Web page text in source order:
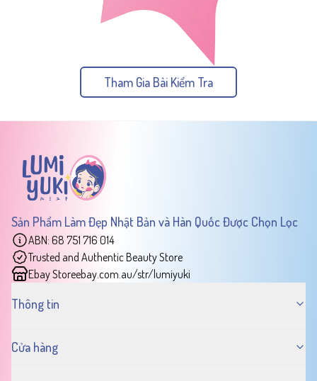
Tham Gia Bài Kiểm Tra
Sản Phẩm Làm Đẹp Nhật Bản và Hàn Quốc Được Chọn Lọc
ABN: 68 751 716 014
Trusted and Authentic Beauty Store
Ebay Storeebay.com.au/str/lumiyuki
Thông tin
Cửa hàng